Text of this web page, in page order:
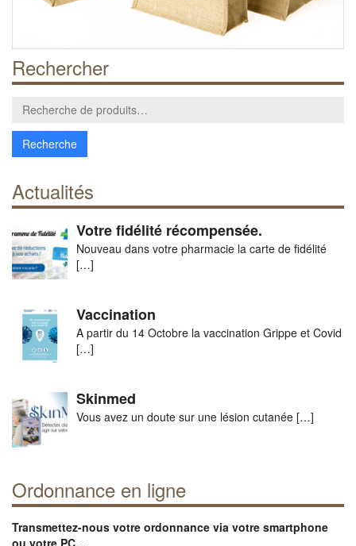
Rechercher
Recherche
Actualités
Votre fidélité récompensée.
Nouveau dans votre pharmacie la carte de fidélité
[…]
Vaccination
A partir du 14 Octobre la vaccination Grippe et Covid
[…]
Skinmed
Vous avez un doute sur une lésion cutanée […]
Ordonnance en ligne
Transmettez-nous votre ordonnance via votre smartphone